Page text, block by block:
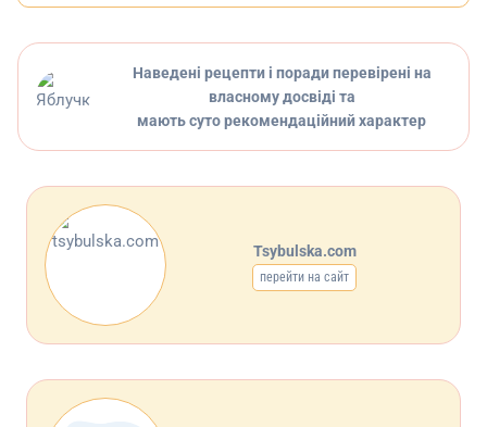
Наведені рецепти і поради перевірені на
власному досвіді та
мають суто рекомендаційний характер
Tsybulska.com
перейти на сайт